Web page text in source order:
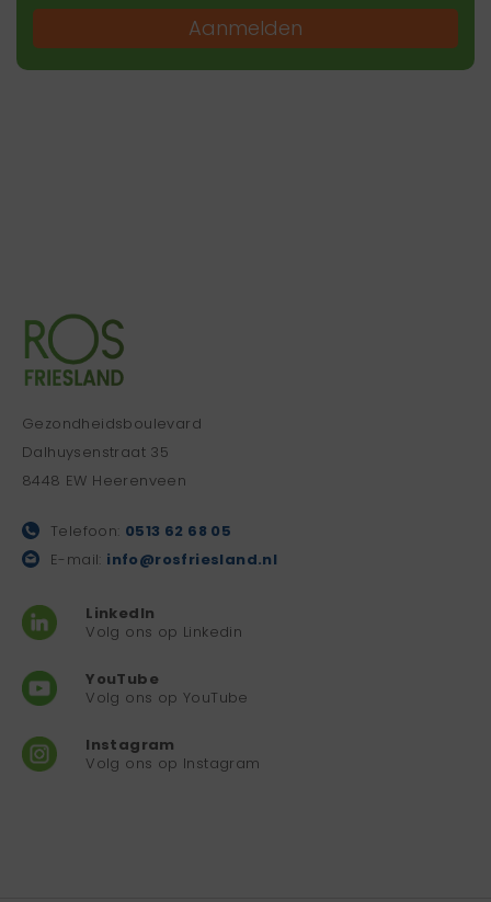
Aanmelden
Gezondheidsboulevard
Dalhuysenstraat 35
8448 EW Heerenveen
Telefoon: 0513 62 68 05
E-mail: info@rosfriesland.nl
LinkedIn
Volg ons op Linkedin
YouTube
Volg ons op YouTube
Instagram
Volg ons op Instagram